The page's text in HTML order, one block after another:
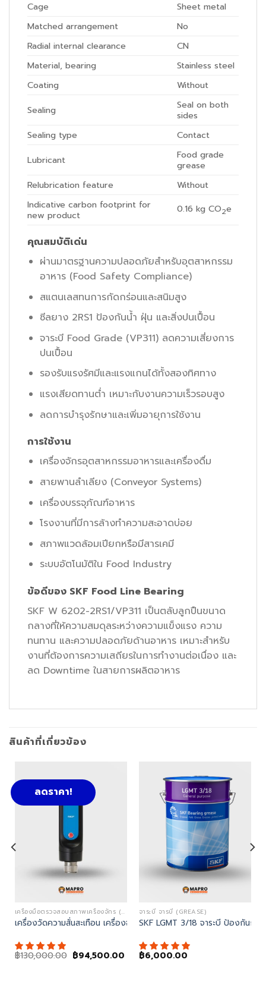
Cage
Sheet metal
Matched arrangement
No
Radial internal clearance
CN
Material, bearing
Stainless steel
Coating
Without
Sealing
Seal on both
sides
Sealing type
Contact
Lubricant
Food grade
grease
Relubrication feature
Without
Indicative carbon footprint for
new product
0.16 kg CO2e
คุณสมบัติเด่น
ผ่านมาตรฐานความปลอดภัยสำหรับอุตสาหกรรม
อาหาร (Food Safety Compliance)
สแตนเลสทนการกัดกร่อนและสนิมสูง
ซีลยาง 2RS1 ป้องกันน้ำ ฝุ่น และสิ่งปนเปื้อน
จาระบี Food Grade (VP311) ลดความเสี่ยงการ
ปนเปื้อน
รองรับแรงรัศมีและแรงแกนได้ทั้งสองทิศทาง
แรงเสียดทานต่ำ เหมาะกับงานความเร็วรอบสูง
ลดการบำรุงรักษาและเพิ่มอายุการใช้งาน
การใช้งาน
เครื่องจักรอุตสาหกรรมอาหารและเครื่องดื่ม
สายพานลำเลียง (Conveyor Systems)
เครื่องบรรจุภัณฑ์อาหาร
โรงงานที่มีการล้างทำความสะอาดบ่อย
สภาพแวดล้อมเปียกหรือมีสารเคมี
ระบบอัตโนมัติใน Food Industry
ข้อดีของ SKF Food Line Bearing
SKF W 6202-2RS1/VP311 เป็นตลับลูกปืนขนาด
กลางที่ให้ความสมดุลระหว่างความแข็งแรง ความ
ทนทาน และความปลอดภัยด้านอาหาร เหมาะสำหรับ
งานที่ต้องการความเสถียรในการทำงานต่อเนื่อง และ
ลด Downtime ในสายการผลิตอาหาร
สินค้าที่เกี่ยวข้อง
ลดราคา!
เครื่องมือตรวจสอบสภาพเครื่องจักร (CONDITION MONITORING)
เครื่องวัดความสั่นสะเทือน เครื่องจักร SKF CMDT 391 K-SL
฿130,000.00 Original
price
฿94,500.00Current
price
จาระบี จารบี (GREASE)
SKF LGMT 3/18 จาระบี ป้องกันการ
฿6,000.00